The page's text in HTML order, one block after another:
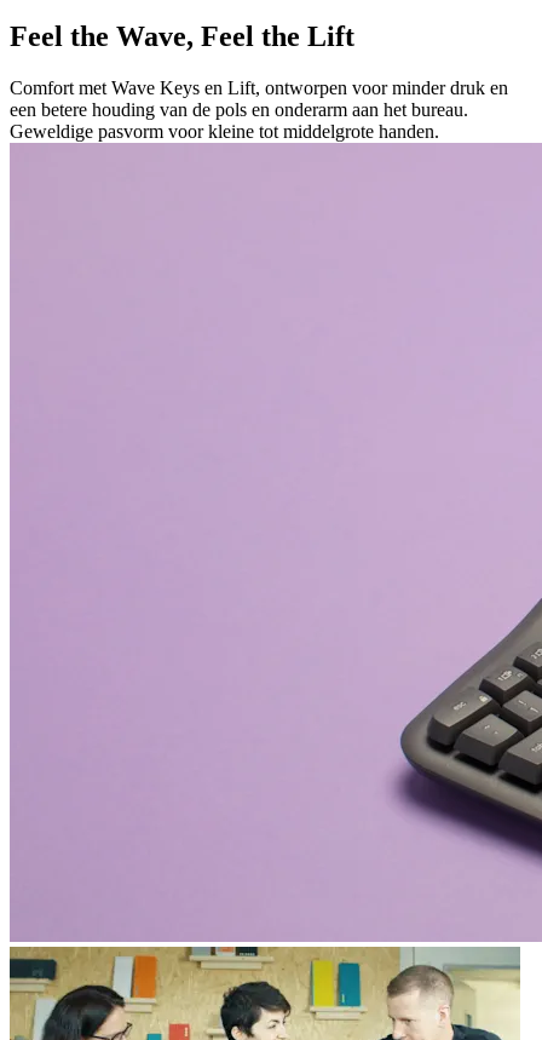
Feel the Wave, Feel the Lift
Comfort met Wave Keys en Lift, ontworpen voor minder druk en
een betere houding van de pols en onderarm aan het bureau.
Geweldige pasvorm voor kleine tot middelgrote handen.